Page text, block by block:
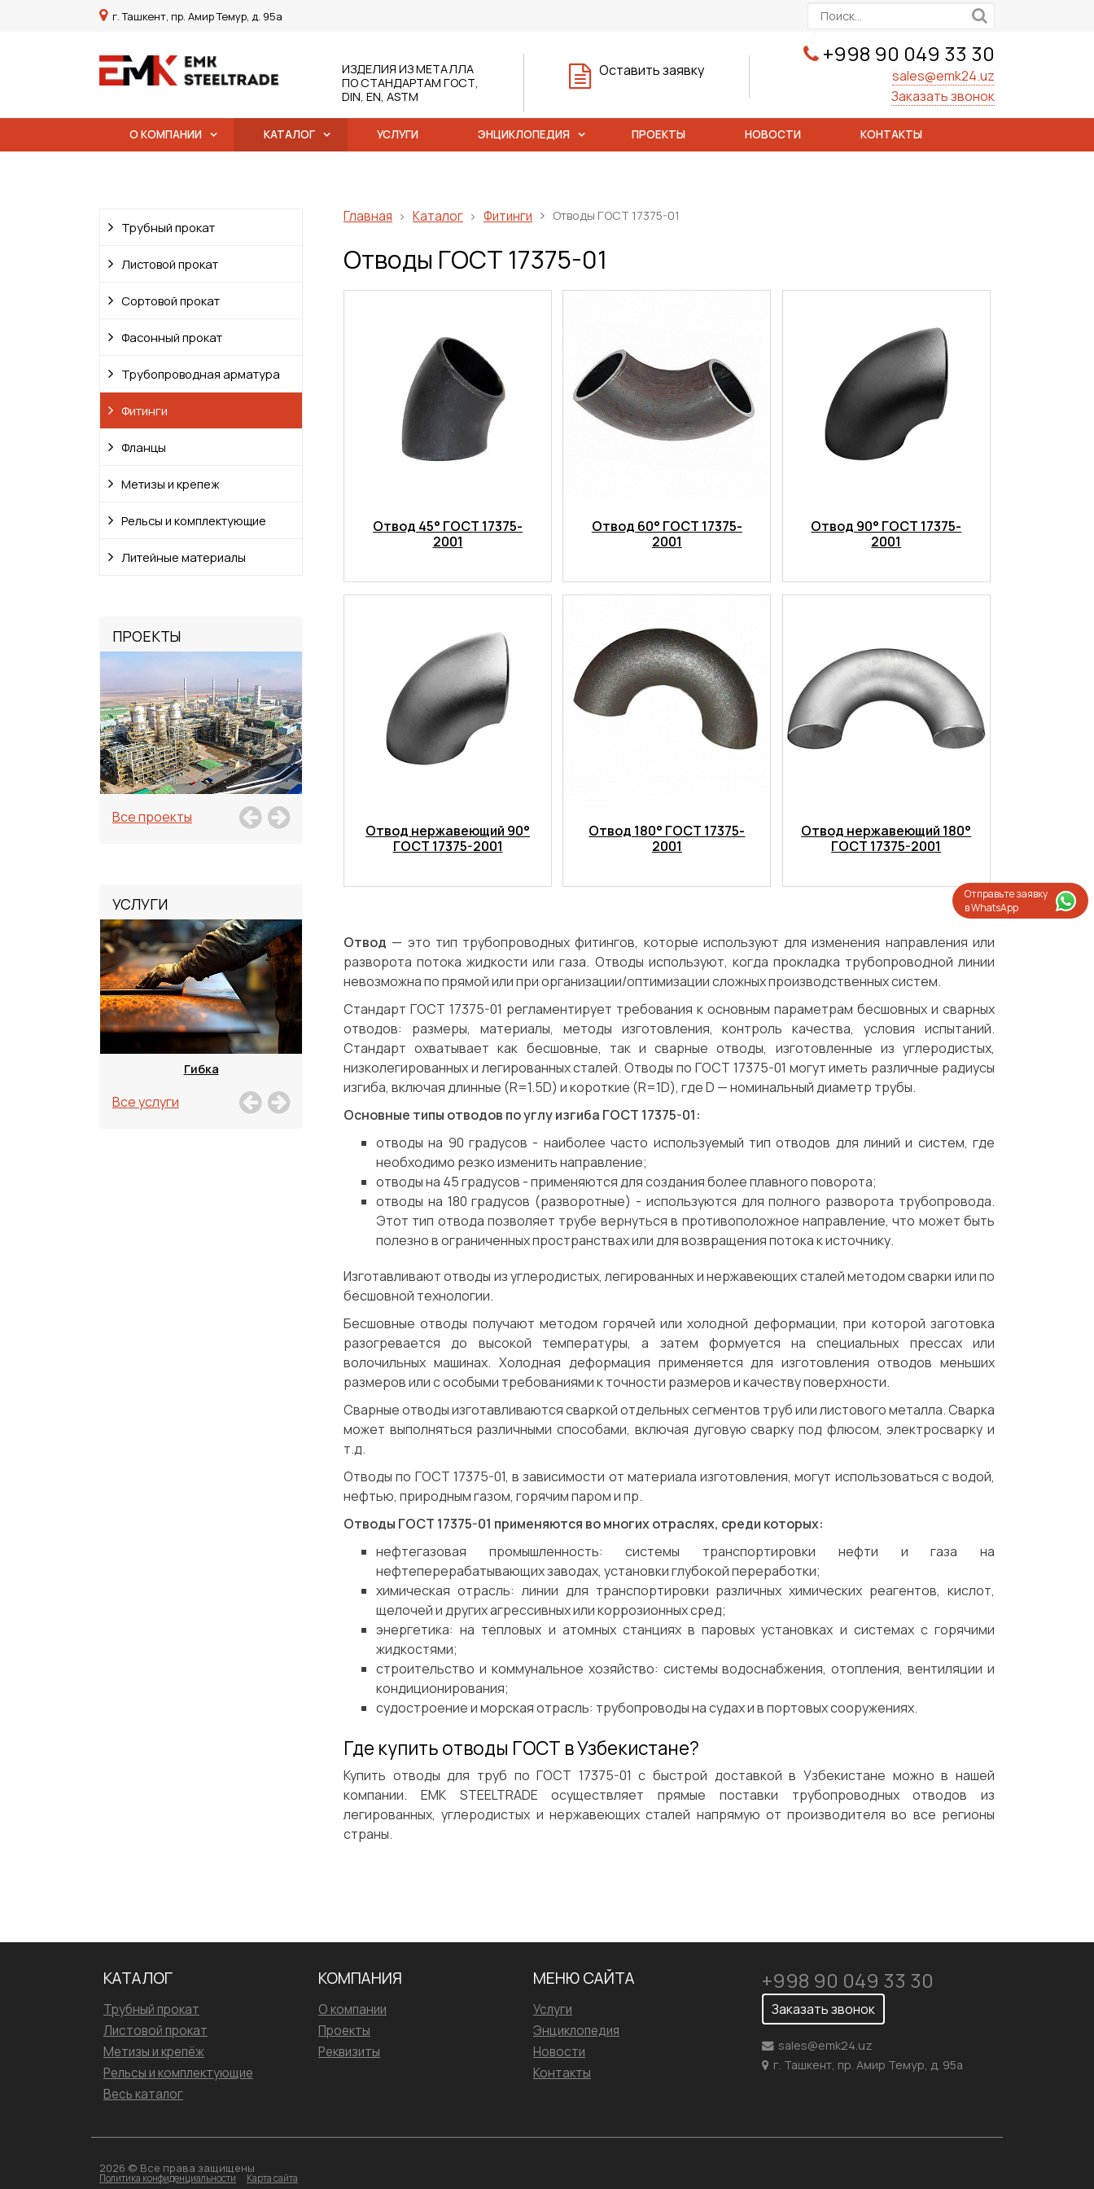
Отправьте заявку
в WhatsApp
г. Ташкент, пр. Амир Темур, д. 95а
+998 90 049 33 30
sales@emk24.uz
Заказать звонок
Оставить заявку
ИЗДЕЛИЯ ИЗ МЕТАЛЛА
ПО СТАНДАРТАМ ГОСТ,
DIN, EN, ASTM
О КОМПАНИИ КАТАЛОГ УСЛУГИ ЭНЦИКЛОПЕДИЯ ПРОЕКТЫ НОВОСТИ КОНТАКТЫ
Трубный прокат
Листовой прокат
Сортовой прокат
Фасонный прокат
Трубопроводная арматура
Фитинги
Фланцы
Метизы и крепеж
Рельсы и комплектующие
Литейные материалы
ПРОЕКТЫ
Все проекты
УСЛУГИ
Гибка Сварка Механическая обработка Испытания/Сертификация Доставка
Все услуги
Главная Каталог Фитинги Отводы ГОСТ 17375-01
Отводы ГОСТ 17375-01
Отвод 45° ГОСТ 17375-
2001
Отвод 60° ГОСТ 17375-
2001
Отвод 90° ГОСТ 17375-
2001
Отвод нержавеющий 90°
ГОСТ 17375-2001
Отвод 180° ГОСТ 17375-
2001
Отвод нержавеющий 180°
ГОСТ 17375-2001
Отвод — это тип трубопроводных фитингов, которые используют для изменения направления или
разворота потока жидкости или газа. Отводы используют, когда прокладка трубопроводной линии
невозможна по прямой или при организации/оптимизации сложных производственных систем.
Стандарт ГОСТ 17375-01 регламентирует требования к основным параметрам бесшовных и сварных
отводов: размеры, материалы, методы изготовления, контроль качества, условия испытаний.
Стандарт охватывает как бесшовные, так и сварные отводы, изготовленные из углеродистых,
низколегированных и легированных сталей. Отводы по ГОСТ 17375-01 могут иметь различные радиусы
изгиба, включая длинные (R=1.5D) и короткие (R=1D), где D — номинальный диаметр трубы.
Основные типы отводов по углу изгиба ГОСТ 17375-01:
отводы на 90 градусов - наиболее часто используемый тип отводов для линий и систем, где
необходимо резко изменить направление;
отводы на 45 градусов - применяются для создания более плавного поворота;
отводы на 180 градусов (разворотные) - используются для полного разворота трубопровода.
Этот тип отвода позволяет трубе вернуться в противоположное направление, что может быть
полезно в ограниченных пространствах или для возвращения потока к источнику.
Изготавливают отводы из углеродистых, легированных и нержавеющих сталей методом сварки или по
бесшовной технологии.
Бесшовные отводы получают методом горячей или холодной деформации, при которой заготовка
разогревается до высокой температуры, а затем формуется на специальных прессах или
волочильных машинах. Холодная деформация применяется для изготовления отводов меньших
размеров или с особыми требованиями к точности размеров и качеству поверхности.
Сварные отводы изготавливаются сваркой отдельных сегментов труб или листового металла. Сварка
может выполняться различными способами, включая дуговую сварку под флюсом, электросварку и
т.д.
Отводы по ГОСТ 17375-01, в зависимости от материала изготовления, могут использоваться с водой,
нефтью, природным газом, горячим паром и пр.
Отводы ГОСТ 17375-01 применяются во многих отраслях, среди которых:
нефтегазовая промышленность: системы транспортировки нефти и газа на
нефтеперерабатывающих заводах, установки глубокой переработки;
химическая отрасль: линии для транспортировки различных химических реагентов, кислот,
щелочей и других агрессивных или коррозионных сред;
энергетика: на тепловых и атомных станциях в паровых установках и системах с горячими
жидкостями;
строительство и коммунальное хозяйство: системы водоснабжения, отопления, вентиляции и
кондиционирования;
судостроение и морская отрасль: трубопроводы на судах и в портовых сооружениях.
Где купить отводы ГОСТ в Узбекистане?
Купить отводы для труб по ГОСТ 17375-01 с быстрой доставкой в Узбекистане можно в нашей
компании. EMK STEELTRADE осуществляет прямые поставки трубопроводных отводов из
легированных, углеродистых и нержавеющих сталей напрямую от производителя во все регионы
страны.
+998 90 049 33 30
Заказать звонок
sales@emk24.uz
г. Ташкент, пр. Амир Темур, д. 95а
КАТАЛОГ
Трубный прокат
Листовой прокат
Метизы и крепёж
Рельсы и комплектующие
Весь каталог
КОМПАНИЯ
О компании
Проекты
Реквизиты
МЕНЮ САЙТА
Услуги
Энциклопедия
Новости
Контакты
2026 © Все права защищены
Политика конфиденциальности Карта сайта